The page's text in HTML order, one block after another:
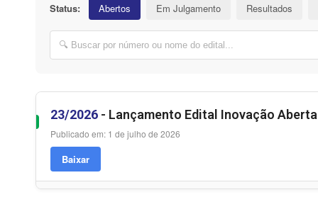
Status: Abertos Em Julgamento Resultados
23/2026 - Lançamento Edital Inovação
Publicado em: 1 de julho de 2026
Baixar